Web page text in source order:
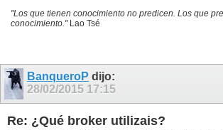
"Los que tienen conocimiento no predicen. Los que
conocimiento."Lao Tsé
BanqueroP dijo:
28/02/2015 17:15
Re: ¿Qué broker utilizais?